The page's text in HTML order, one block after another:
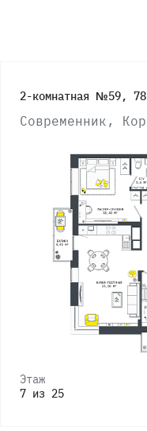
2-комнатная №59,
Современник,
Этаж
7 из 25